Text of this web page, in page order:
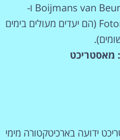
Boijmans van Beuningen, Maritiem ו-
Fotomuseum Nederlands (הם יעדים מעולים בימים
מאסטריכט
ידועה בארכיטקטורה מימי